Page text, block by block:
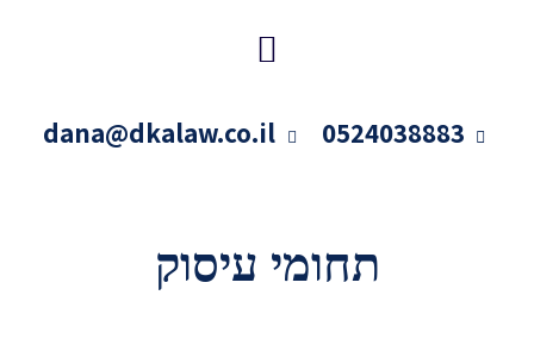
0524038883
dana@dkalaw.co.il
תחומי עיסוק